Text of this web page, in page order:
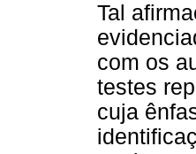
Tal
com os
testes
cuja